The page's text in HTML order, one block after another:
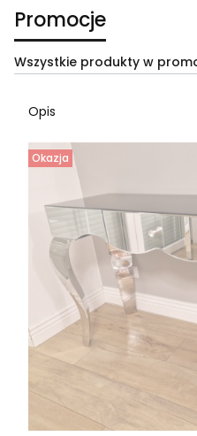
Promocje
Wszystkie produkty w
Opis
Okazja